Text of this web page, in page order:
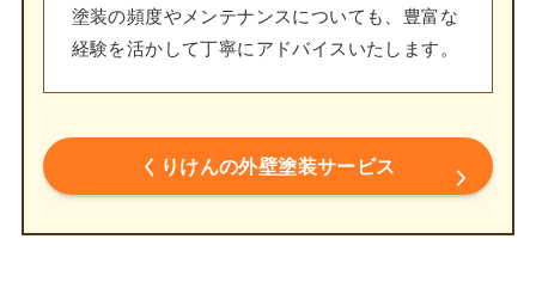
塗装の頻度やメンテナンスについても、豊富な
経験を活かして丁寧にアドバイスいたします。
くりけんの外壁塗装サービス